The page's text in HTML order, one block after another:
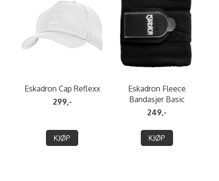
Eskadron Cap Reflexx
299,-
KJØP
Eskadron Fleece
Bandasjer Basic
249,-
KJØP